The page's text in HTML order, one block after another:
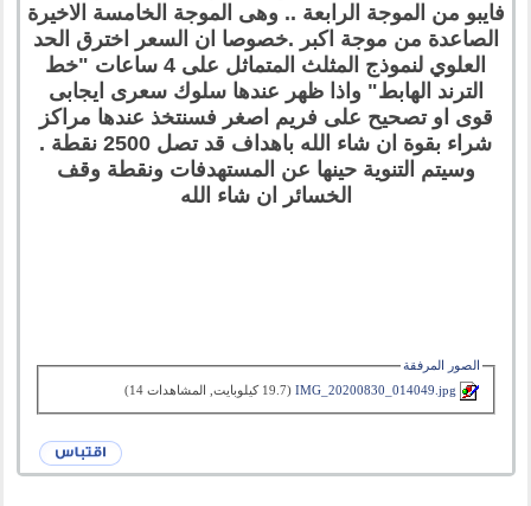
فايبو من الموجة الرابعة .. وهى الموجة الخامسة الاخيرة
الصاعدة من موجة اكبر .خصوصا ان السعر اخترق الحد
العلوي لنموذج المثلث المتماثل على 4 ساعات "خط
الترند الهابط" واذا ظهر عندها سلوك سعرى ايجابى
قوى او تصحيح على فريم اصغر فسنتخذ عندها مراكز
شراء بقوة ان شاء الله باهداف قد تصل 2500 نقطة .
وسيتم التنوية حينها عن المستهدفات ونقطة وقف
الخسائر ان شاء الله
الصور المرفقة
IMG_20200830_014049.jpg‏(19.7 كيلوبايت, المشاهدات 14)